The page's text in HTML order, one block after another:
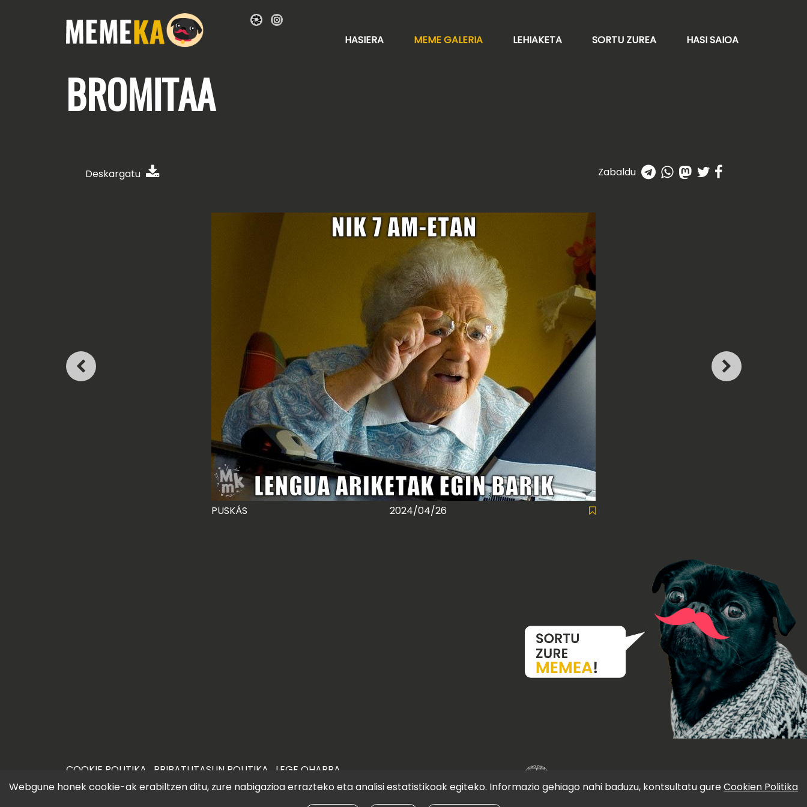
HASIERA MEME GALERIA LEHIAKETA SORTU ZUREA HASI SAIOA
BROMITAA
Deskargatu Zabaldu
PUSKÁS 2024/04/26
COOKIE POLITIKA PRIBATUTASUN POLITIKA
LEGE OHARRA
©2026 iametza.eus
Webgune honek cookie-ak erabiltzen ditu, zure nabigazioa errazteko eta analisi estatistikoak egiteko. Informazio gehiago nahi baduzu, kontsultatu gureCookien Politika